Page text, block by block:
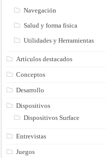
Navegación
Salud y forma fisica
Utilidades y Herramientas
Artículos destacados
Conceptos
Desarrollo
Dispositivos
Dispositivos Surface
Entrevistas
Juegos